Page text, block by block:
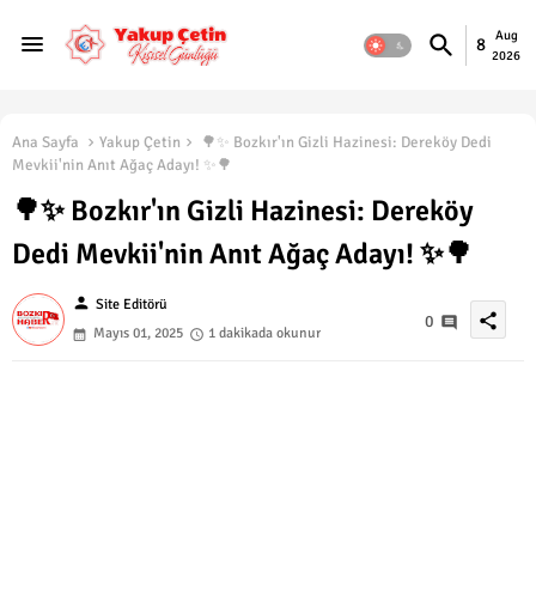
8
Aug
2026
Ana Sayfa Yakup Çetin
🌳✨ Bozkır'ın Gizli Hazinesi: Dereköy Dedi
Mevkii'nin Anıt Ağaç Adayı! ✨🌳
🌳✨ Bozkır'ın Gizli Hazinesi: Dereköy
Dedi Mevkii'nin Anıt Ağaç Adayı! ✨🌳
person Site Editörü
Mayıs 01, 2025
1 dakikada okunur
0 share